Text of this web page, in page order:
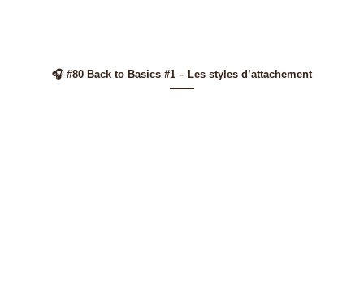
🎧 #80 Back to Basics #1 – Les styles d’attachement